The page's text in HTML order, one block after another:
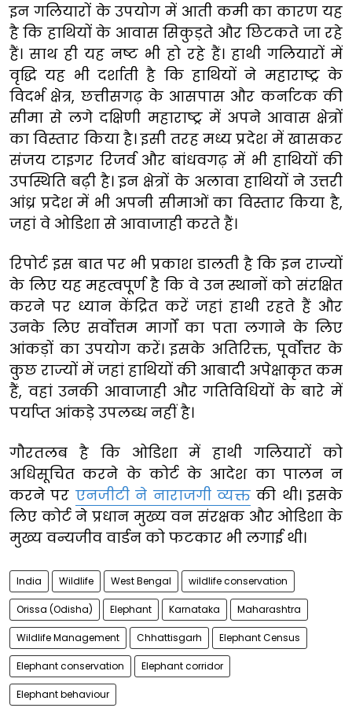
इन गलियारों के उपयोग में आती कमी का कारण यह
है कि हाथियों के आवास सिकुड़ते और छिटकते जा रहे
हैं। साथ ही यह नष्ट भी हो रहे हैं। हाथी गलियारों में
वृद्धि यह भी दर्शाती है कि हाथियों ने महाराष्ट्र के
विदर्भ क्षेत्र, छत्तीसगढ़ के आसपास और कर्नाटक की
सीमा से लगे दक्षिणी महाराष्ट्र में अपने आवास क्षेत्रों
का विस्तार किया है। इसी तरह मध्य प्रदेश में खासकर
संजय टाइगर रिजर्व और बांधवगढ़ में भी हाथियों की
उपस्थिति बढ़ी है। इन क्षेत्रों के अलावा हाथियों ने उत्तरी
आंध्र प्रदेश में भी अपनी सीमाओं का विस्तार किया है,
जहां वे ओडिशा से आवाजाही करते हैं।
रिपोर्ट इस बात पर भी प्रकाश डालती है कि इन राज्यों
के लिए यह महत्वपूर्ण है कि वे उन स्थानों को संरक्षित
करने पर ध्यान केंद्रित करें जहां हाथी रहते हैं और
उनके लिए सर्वोत्तम मार्गों का पता लगाने के लिए
आंकड़ों का उपयोग करें। इसके अतिरिक्त, पूर्वोत्तर के
कुछ राज्यों में जहां हाथियों की आबादी अपेक्षाकृत कम
हैं, वहां उनकी आवाजाही और गतिविधियों के बारे में
पर्याप्त आंकड़े उपलब्ध नहीं है।
गौरतलब है कि ओडिशा में हाथी गलियारों को
अधिसूचित करने के कोर्ट के आदेश का पालन न
करने पर एनजीटी ने नाराजगी व्यक्तकी थी। इसके
लिए कोर्ट ने प्रधान मुख्य वन संरक्षक और ओडिशा के
मुख्य वन्यजीव वार्डन को फटकार भी लगाई थी।
India Wildlife West Bengal wildlife conservation
Orissa (Odisha) Elephant Karnataka Maharashtra
Wildlife Management Chhattisgarh Elephant Census
Elephant conservation Elephant corridor
Elephant behaviour